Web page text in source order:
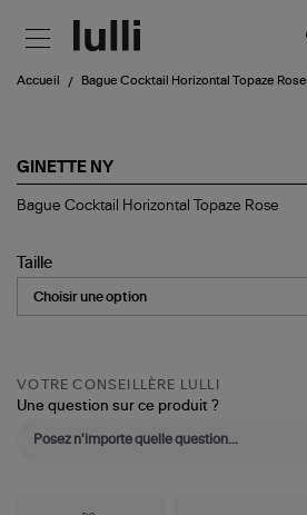
Accueil Bague Cocktail Horizontal Topaze Rose
GINETTE NY
Bague
Topaze
Rose
Bague Cocktail Horizontal Topaze Rose
Taille
VOTRE CONSEILLÈRE LULLI
Une question sur ce produit ?